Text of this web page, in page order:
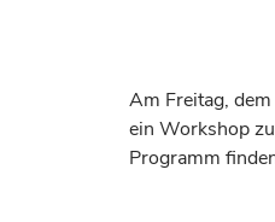
Am Freitag,
ein Workshop
Programm